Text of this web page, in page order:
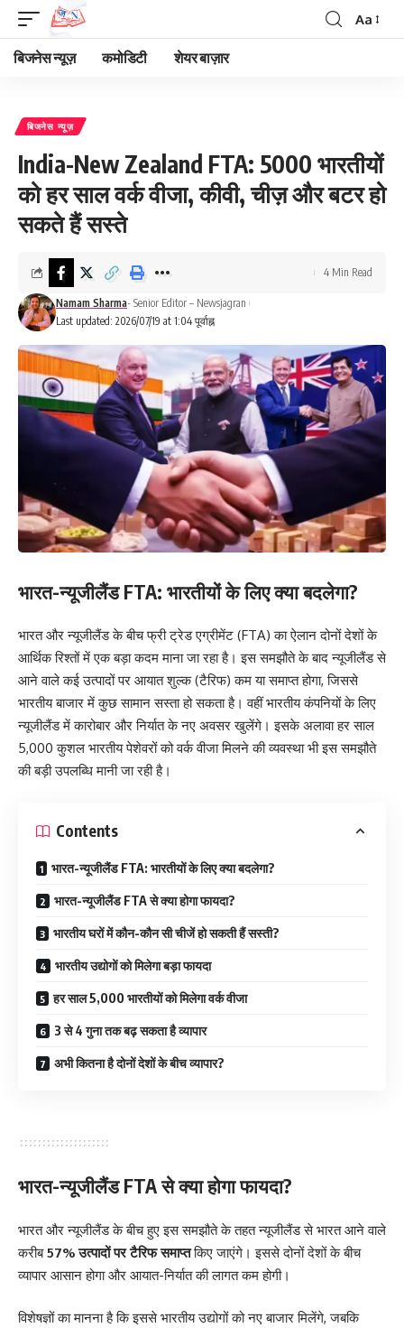
Font
Aa
बिजनेस न्यूज़ कमोडिटी शेयर बाज़ार
बिजनेस न्यूज़
India-New Zealand FTA: 5000 भारतीयों
को हर साल वर्क वीजा, कीवी, चीज़ और बटर हो
सकते हैं सस्ते
Last updated: 2026/07/19 at 1:04 पूर्वाह्न
Namam Sharma- Senior Editor – Newsjagran
4 Min Read
भारत-न्यूजीलैंड FTA: भारतीयों के लिए क्या बदलेगा?
भारत और न्यूजीलैंड के बीच फ्री ट्रेड एग्रीमेंट (FTA) का ऐलान दोनों देशों के
आर्थिक रिश्तों में एक बड़ा कदम माना जा रहा है। इस समझौते के बाद न्यूजीलैंड से
आने वाले कई उत्पादों पर आयात शुल्क (टैरिफ) कम या समाप्त होगा, जिससे
भारतीय बाजार में कुछ सामान सस्ता हो सकता है। वहीं भारतीय कंपनियों के लिए
न्यूजीलैंड में कारोबार और निर्यात के नए अवसर खुलेंगे। इसके अलावा हर साल
5,000 कुशल भारतीय पेशेवरों को वर्क वीजा मिलने की व्यवस्था भी इस समझौते
की बड़ी उपलब्धि मानी जा रही है।
Contents
भारत-न्यूजीलैंड FTA: भारतीयों के लिए क्या बदलेगा?
भारत-न्यूजीलैंड FTA से क्या होगा फायदा?
भारतीय घरों में कौन-कौन सी चीजें हो सकती हैं सस्ती?
भारतीय उद्योगों को मिलेगा बड़ा फायदा
हर साल 5,000 भारतीयों को मिलेगा वर्क वीजा
3 से 4 गुना तक बढ़ सकता है व्यापार
अभी कितना है दोनों देशों के बीच व्यापार?
भारत-न्यूजीलैंड FTA से क्या होगा फायदा?
भारत और न्यूजीलैंड के बीच हुए इस समझौते के तहत न्यूजीलैंड से भारत आने वाले
करीब57% उत्पादों पर टैरिफ समाप्तकिए जाएंगे। इससे दोनों देशों के बीच
व्यापार आसान होगा और आयात-निर्यात की लागत कम होगी।
विशेषज्ञों का मानना है कि इससे भारतीय उद्योगों को नए बाजार मिलेंगे, जबकि